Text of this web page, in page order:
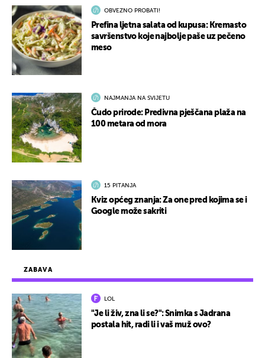
ZABAVA
LOL
"Je li živ, zna li se?": Snimka s Jadrana
postala hit, radi li i vaš muž ovo?
OBVEZNO PROBATI!
Prefina ljetna salata od kupusa: Kremasto
savršenstvo koje najbolje paše uz pečeno
meso
NAJMANJA NA SVIJETU
Čudo prirode: Predivna pješčana plaža na
100 metara od mora
15 PITANJA
Kviz općeg znanja: Za one pred kojima se i
Google može sakriti